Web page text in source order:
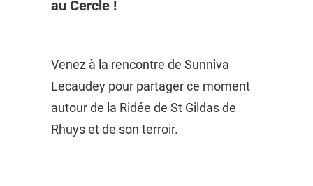
au Cercle !
Venez à la rencontre de Sunniva
Lecaudey pour partager ce moment
autour de la Ridée de St Gildas de
Rhuys et de son terroir.